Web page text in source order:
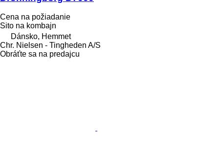
Cena na požiadanie
Sito na kombajn
Dánsko, Hemmet
Chr. Nielsen - Tingheden A/S
Obráťte sa na predajcu